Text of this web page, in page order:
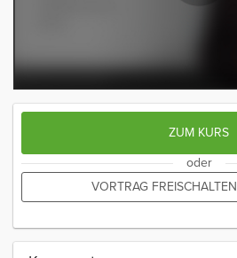
ZUM KURS
oder
VORTRAG FREISCHALTEN